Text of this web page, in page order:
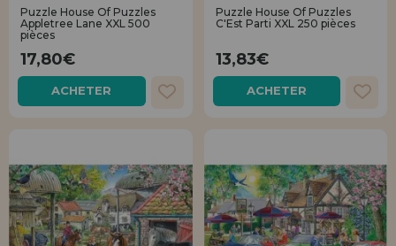
vendre nos produits dans votre entreprise ? Inscrivez-vous en tant
que distributeur et découvrez nos conditions de vente avec des
remises spéciales pour la distribution.
Allez-y! Nous vous attendions.
ENREGISTREMENT DISTRIBUTEUR
Puzzle House Of Puzzles
Appletree Lane XXL 500
pièces
17,80€
ACHETER
Puzzle House Of Puzzles
C'Est Parti XXL 250 pièces
13,83€
ACHETER